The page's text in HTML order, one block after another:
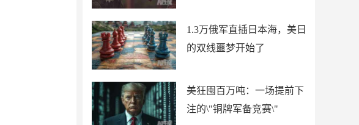
1.3万俄军直插日本海，美日
的双线噩梦开始了
美狂囤百万吨：一场提前下
注的\"铜牌军备竞赛\"